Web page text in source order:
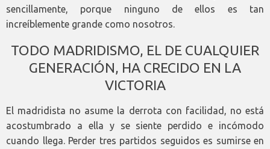
sencillamente, porque ninguno de ellos es tan
increíblemente grande como nosotros.
TODO MADRIDISMO, EL DE CUALQUIER
GENERACIÓN, HA CRECIDO EN LA
VICTORIA
El madridista no asume la derrota con facilidad, no está
acostumbrado a ella y se siente perdido e incómodo
cuando llega. Perder tres partidos seguidos es sumirse en